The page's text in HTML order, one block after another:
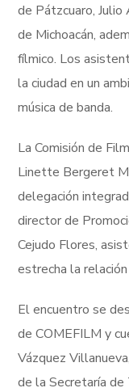
de Pátzcuaro,
de Michoacán,
fílmico. Los
la ciudad en un
música de banda.
La Comisión de
Linette Bergeret
delegación
director de
Cejudo Flores,
estrecha la
El encuentro se
de COMEFILM y
Vázquez
de la Secretaría de